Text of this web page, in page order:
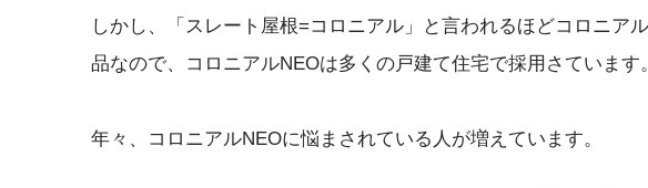
しかし、「スレート屋根=コロニアル」と言われるほどコロニア
品なので、コロニアルNEOは多くの戸建て住宅で採用さています。
年々、コロニアルNEOに悩まされている人が増えています。